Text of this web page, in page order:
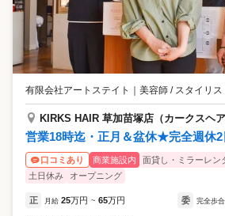
有限会社アートステイト 美容師 / スタイリス
KIRKS HAIR 草加苗塚店（カークスヘア
営業18時迄・正月＆盆休★完全週休
口コミあり 商業施設内 面貸し・ミラーレン
土日休み
オープニング
正 月給 25万円 ~ 65万円 委 完全歩合